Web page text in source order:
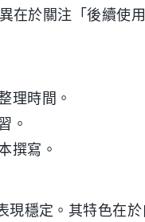
在於關注「後續使
理時間。
。
撰寫。
穩定。其特色在